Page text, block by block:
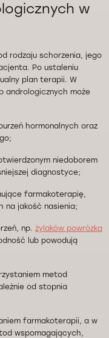
w
rodzaju schorzenia, jego
Po ustaleniu
plan terapii. W
andrologicznych może
hormonalnych oraz
niedoborem
diagnostyce;
farmakoterapię,
na jakość nasienia;
np. żylaków powrózka
lub powodują
metod
od stopnia
farmakoterapii, a w
wspomagających,